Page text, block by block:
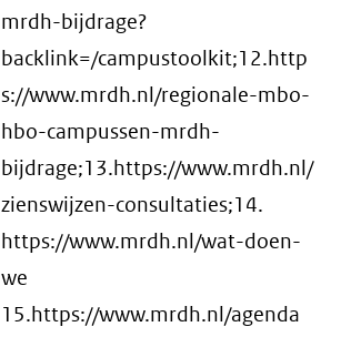
mrdh-bijdrage?
backlink=/campustoolkit;12.http
s://www.mrdh.nl/regionale-mbo-
hbo-campussen-mrdh-
bijdrage;13.https://www.mrdh.nl/
zienswijzen-consultaties;14.
https://www.mrdh.nl/wat-doen-
we
15.https://www.mrdh.nl/agenda